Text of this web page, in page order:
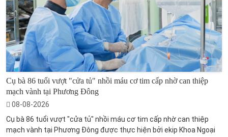
Cụ bà 86 tuổi vượt "cửa tủ" nhồi máu cơ tim cấp nhờ can thiệp
mạch vành tại Phương Đông
08-08-2026
Cụ bà 86 tuổi vượt "cửa tủ" nhồi máu cơ tim cấp nhờ can thiệp
mạch vành tại Phương Đông được thực hiện bởi ekip Khoa Ngoại